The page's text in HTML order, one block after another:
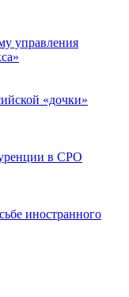
управления
«дочки»
в СРО
иностранного